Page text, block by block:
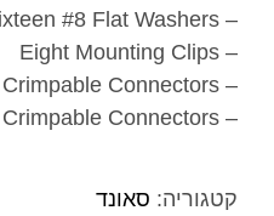
– Sixteen #8 Flat Washers
– Eight Mounting Clips
– Two 5.2 mm Female Crimpable Connectors
– Two 2.8 mm Female Crimpable Connectors
קטגוריה: סאונד